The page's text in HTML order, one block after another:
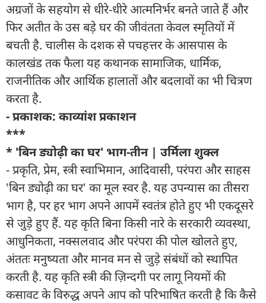
अग्रजों के सहयोग से धीरे-धीरे आत्मनिर्भर बनते जाते हैं और
फिर अतीत के उस बड़े घर की जीवंतता केवल स्मृतियों में
बचती है. चालीस के दशक से पचहत्तर के आसपास के
कालखंड तक फैला यह कथानक सामाजिक, धार्मिक,
राजनीतिक और आर्थिक हालातों और बदलावों का भी चित्रण
करता है.
- प्रकाशक: काव्यांश प्रकाशन
***
* 'बिन ड्योढ़ी का घर' भाग-तीन | उर्मिला शुक्ल
- प्रकृति, प्रेम, स्त्री स्वाभिमान, आदिवासी, परंपरा और साहस
'बिन ड्योढ़ी का घर' का मूल स्वर है. यह उपन्यास का तीसरा
भाग है, पर हर भाग अपने आपमें स्वतंत्र होते हुए भी एकदूसरे
से जुड़े हुए हैं. यह कृति बिना किसी नारे के सरकारी व्यवस्था,
आधुनिकता, नक्सलवाद और परंपरा की पोल खोलते हुए,
अंततः मनुष्यता और मानव मन से जुड़े संबंधों को स्थापित
करती है. यह कृति स्त्री की ज़िन्दगी पर लागू नियमों की
कसावट के विरुद्ध अपने आप को परिभाषित करती है कि कैसे